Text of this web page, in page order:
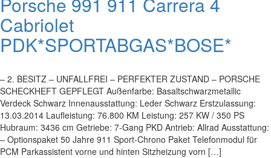
Cabriolet
PDK*SPORTABGAS*BOSE*
– 2. BESITZ – UNFALLFREI – PERFEKTER ZUSTAND – PORSCHE
SCHECKHEFT GEPFLEGT Außenfarbe: Basaltschwarzmetallic
Verdeck Schwarz Innenausstattung: Leder Schwarz Erstzulassung:
13.03.2014 Laufleistung: 76.800 KM Leistung: 257 KW / 350 PS
Hubraum: 3436 cm Getriebe: 7-Gang PKD Antrieb: Allrad Ausstattung:
– Optionspaket 50 Jahre 911 Sport-Chrono Paket Telefonmodul für
PCM Parkassistent vorne und hinten Sitzheizung vorn […]